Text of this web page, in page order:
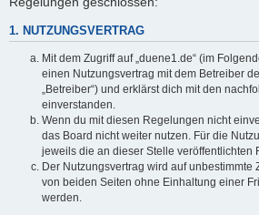
1. NUTZUNGSVERTRAG
Mit dem Zugriff auf „duene1.de“ (im
einen Nutzungsvertrag mit dem Betreiber
„Betreiber“) und erklärst dich mit den
einverstanden.
Wenn du mit diesen Regelungen nicht
das Board nicht weiter nutzen. Für die
jeweils die an dieser Stelle veröffentlichten
Der Nutzungsvertrag wird auf unbestimmte
von beiden Seiten ohne Einhaltung einer
werden.